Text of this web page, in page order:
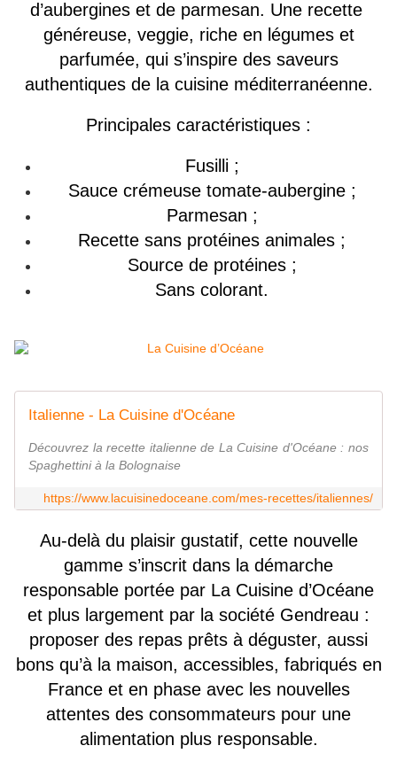
d’aubergines et de parmesan. Une recette
généreuse, veggie, riche en légumes et
parfumée, qui s’inspire des saveurs
authentiques de la cuisine méditerranéenne.
Principales caractéristiques :
Fusilli ;
Sauce crémeuse tomate-aubergine ;
Parmesan ;
Recette sans protéines animales ;
Source de protéines ;
Sans colorant.
Italienne - La Cuisine d'Océane
Découvrez la recette italienne de La Cuisine d'Océane : nos
Spaghettini à la Bolognaise
https://www.lacuisinedoceane.com/mes-recettes/italiennes/
Au-delà du plaisir gustatif, cette nouvelle
gamme s’inscrit dans la démarche
responsable portée par La Cuisine d’Océane
et plus largement par la société Gendreau :
proposer des repas prêts à déguster, aussi
bons qu’à la maison, accessibles, fabriqués en
France et en phase avec les nouvelles
attentes des consommateurs pour une
alimentation plus responsable.